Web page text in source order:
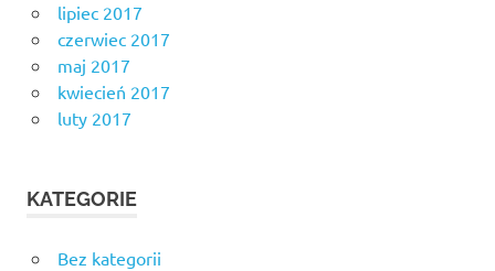
lipiec 2017
czerwiec 2017
maj 2017
kwiecień 2017
luty 2017
KATEGORIE
Bez kategorii